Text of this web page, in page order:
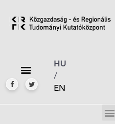
HU
/
EN